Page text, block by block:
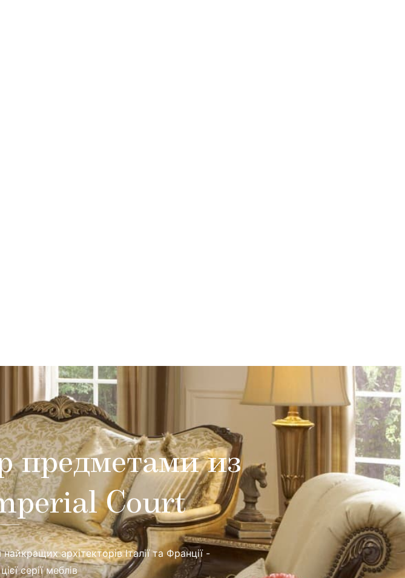
предметами из
Court
архітекторів Італії та Франції -
серії меблів